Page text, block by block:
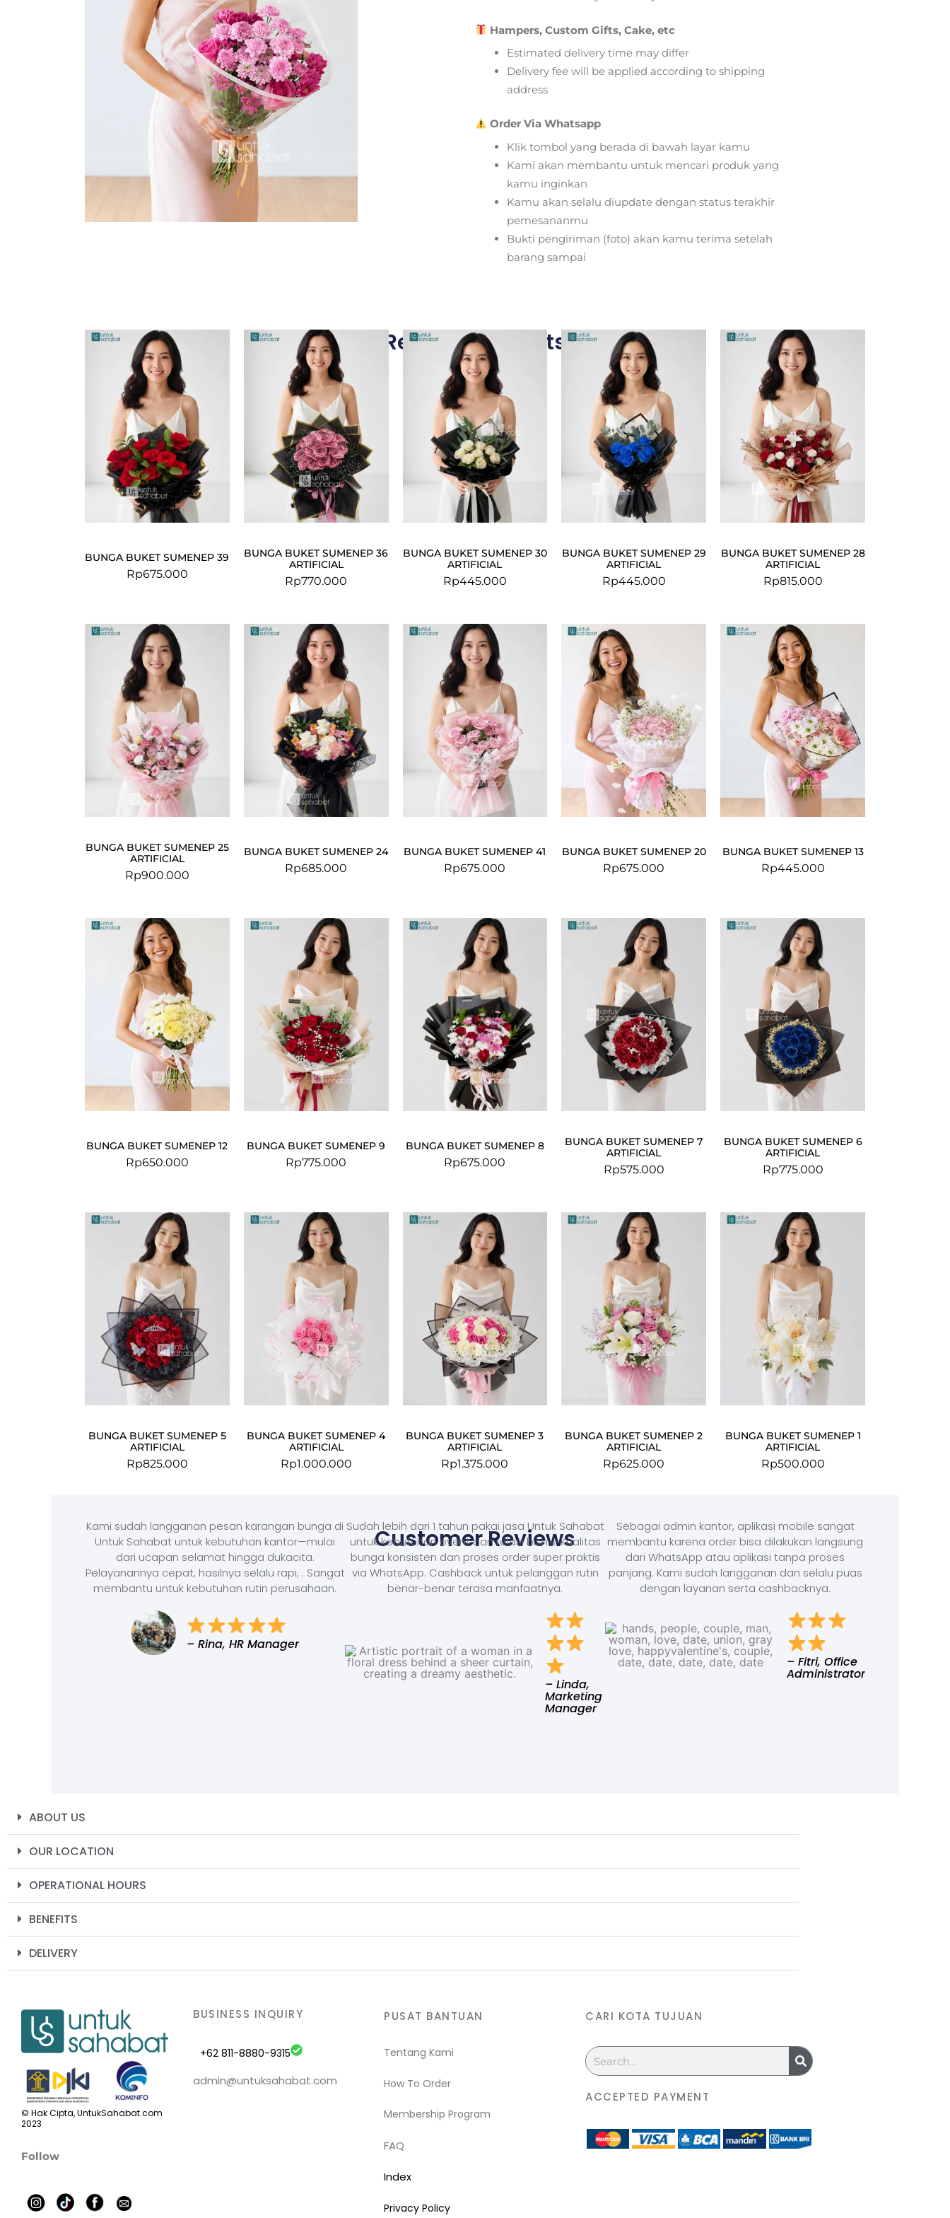
Hampers, Custom Gifts, Cake, etc
Estimated delivery time may differ
Delivery fee will be applied according to shipping
address
Order Via Whatsapp
Klik tombol yang berada di bawah layar kamu
Kami akan membantu untuk mencari produk yang
kamu inginkan
Kamu akan selalu diupdate dengan status terakhir
pemesananmu
Bukti pengiriman (foto) akan kamu terima setelah
barang sampai
Related Products
BUNGA BUKET SUMENEP 39
Rp675.000
BUNGA BUKET SUMENEP 36
ARTIFICIAL
Rp770.000
BUNGA BUKET SUMENEP 30
ARTIFICIAL
Rp445.000
BUNGA BUKET SUMENEP 29
ARTIFICIAL
Rp445.000
BUNGA BUKET SUMENEP 28
ARTIFICIAL
Rp815.000
BUNGA BUKET SUMENEP 25
ARTIFICIAL
Rp900.000
BUNGA BUKET SUMENEP 24
Rp685.000
BUNGA BUKET SUMENEP 41
Rp675.000
BUNGA BUKET SUMENEP 20
Rp675.000
BUNGA BUKET SUMENEP 13
Rp445.000
BUNGA BUKET SUMENEP 12
Rp650.000
BUNGA BUKET SUMENEP 9
Rp775.000
BUNGA BUKET SUMENEP 8
Rp675.000
BUNGA BUKET SUMENEP 7
ARTIFICIAL
Rp575.000
BUNGA BUKET SUMENEP 6
ARTIFICIAL
Rp775.000
BUNGA BUKET SUMENEP 5
ARTIFICIAL
Rp825.000
BUNGA BUKET SUMENEP 4
ARTIFICIAL
Rp1.000.000
BUNGA BUKET SUMENEP 3
ARTIFICIAL
Rp1.375.000
BUNGA BUKET SUMENEP 2
ARTIFICIAL
Rp625.000
BUNGA BUKET SUMENEP 1
ARTIFICIAL
Rp500.000
Customer Reviews
Kami sudah langganan pesan karangan bunga di
Untuk Sahabat untuk kebutuhan kantor—mulai
dari ucapan selamat hingga dukacita.
Pelayanannya cepat, hasilnya selalu rapi, . Sangat
membantu untuk kebutuhan rutin perusahaan.
– Rina, HR Manager
Sudah lebih dari 1 tahun pakai jasa Untuk Sahabat
untuk kebutuhan event dan relasi bisnis. Kualitas
bunga konsisten dan proses order super praktis
via WhatsApp. Cashback untuk pelanggan rutin
benar-benar terasa manfaatnya.
– Linda,
Marketing
Manager
Sebagai admin kantor, aplikasi mobile sangat
membantu karena order bisa dilakukan langsung
dari WhatsApp atau aplikasi tanpa proses
panjang. Kami sudah langganan dan selalu puas
dengan layanan serta cashbacknya.
– Fitri, Office
Administrator
ABOUT US
OUR LOCATION
OPERATIONAL HOURS
BENEFITS
DELIVERY
© Hak Cipta, UntukSahabat.com
2023
Follow
BUSINESS INQUIRY
+62 811-8880-9315
admin@untuksahabat.com
PUSAT BANTUAN
Tentang Kami
How To Order
Membership Program
FAQ
Index
Privacy Policy
CARI KOTA TUJUAN
Search
ACCEPTED PAYMENT